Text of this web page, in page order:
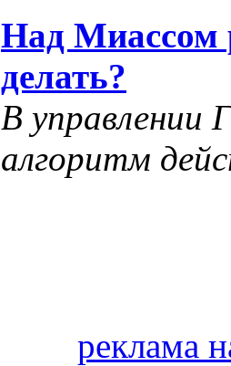
Над Миассом
делать?
В управлении
алгоритм
реклама